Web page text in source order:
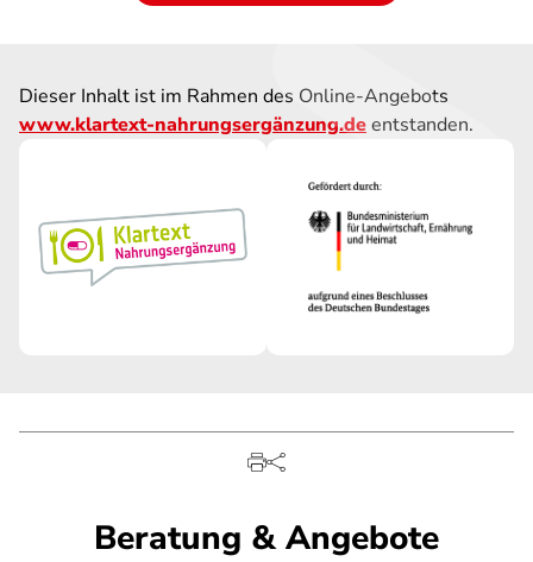
Dieser Inhalt ist im Rahmen des Online-Angebots
www.klartext-nahrungsergänzung.deentstanden.
Beratung & Angebote